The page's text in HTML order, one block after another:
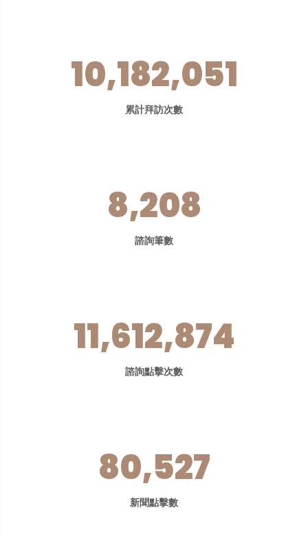
10,182,051
累計拜訪次數
8,208
諮詢筆數
11,612,874
諮詢點擊次數
80,527
新聞點擊數